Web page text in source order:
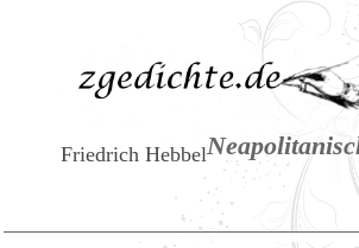
Friedrich Hebbel